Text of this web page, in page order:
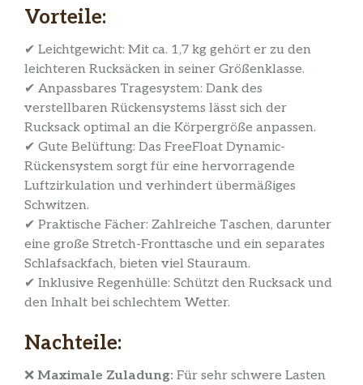
Vorteile:
✔ Leichtgewicht: Mit ca. 1,7 kg gehört er zu den
leichteren Rucksäcken in seiner Größenklasse.
✔ Anpassbares Tragesystem: Dank des
verstellbaren Rückensystems lässt sich der
Rucksack optimal an die Körpergröße anpassen.
✔ Gute Belüftung: Das FreeFloat Dynamic-
Rückensystem sorgt für eine hervorragende
Luftzirkulation und verhindert übermäßiges
Schwitzen.
✔ Praktische Fächer: Zahlreiche Taschen, darunter
eine große Stretch-Fronttasche und ein separates
Schlafsackfach, bieten viel Stauraum.
✔ Inklusive Regenhülle: Schützt den Rucksack und
den Inhalt bei schlechtem Wetter.
Nachteile:
❌ Maximale Zuladung: Für sehr schwere Lasten